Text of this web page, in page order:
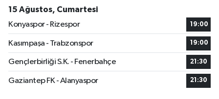
15 Ağustos, Cumartesi
Konyaspor - Rizespor
19:00
Kasımpaşa - Trabzonspor 19:00
Gençlerbirliği S.K. - Fenerbahçe 21:30
Gaziantep FK - Alanyaspor 21:30